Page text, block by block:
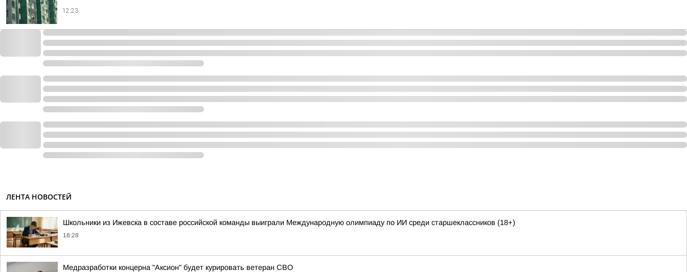
12:23
ЛЕНТА НОВОСТЕЙ
Школьники из Ижевска в составе российской команды выиграли Международную олимпиаду по ИИ среди старшеклассников (18+)
18:28
Медразработки концерна "Аксион" будет курировать ветеран СВО